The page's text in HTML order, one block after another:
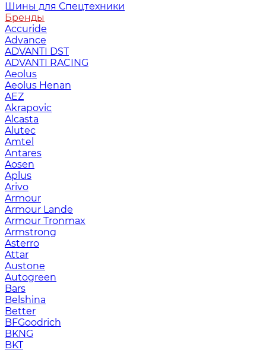
Шины для Спецтехники
Бренды
Accuride
Advance
ADVANTI DST
ADVANTI RACING
Aeolus
Aeolus Henan
AEZ
Akrapovic
Alcasta
Alutec
Amtel
Antares
Aosen
Aplus
Arivo
Armour
Armour Lande
Armour Tronmax
Armstrong
Asterro
Attar
Austone
Autogreen
Bars
Belshina
Better
BFGoodrich
BKNG
BKT